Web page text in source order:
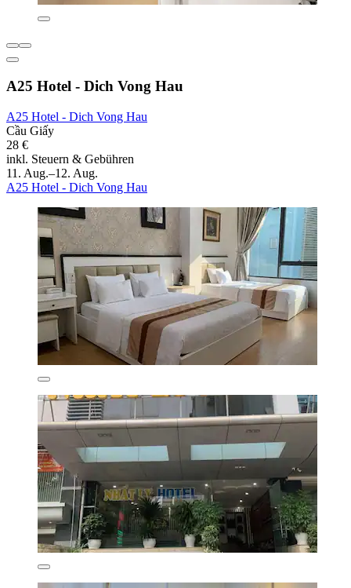
A25 Hotel - Dich Vong Hau
A25 Hotel - Dich Vong Hau
Cầu Giấy
28 €
inkl. Steuern & Gebühren
11. Aug.–12. Aug.
A25 Hotel - Dich Vong Hau